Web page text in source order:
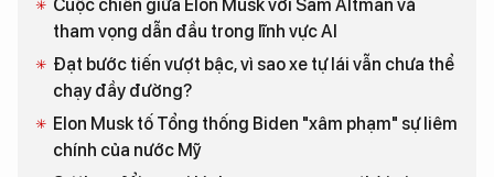
Cuộc chiến giữa Elon Musk với Sam Altman và
tham vọng dẫn đầu trong lĩnh vực AI
Đạt bước tiến vượt bậc, vì sao xe tự lái vẫn chưa thể
chạy đầy đường?
Elon Musk tố Tổng thống Biden "xâm phạm" sự liêm
chính của nước Mỹ